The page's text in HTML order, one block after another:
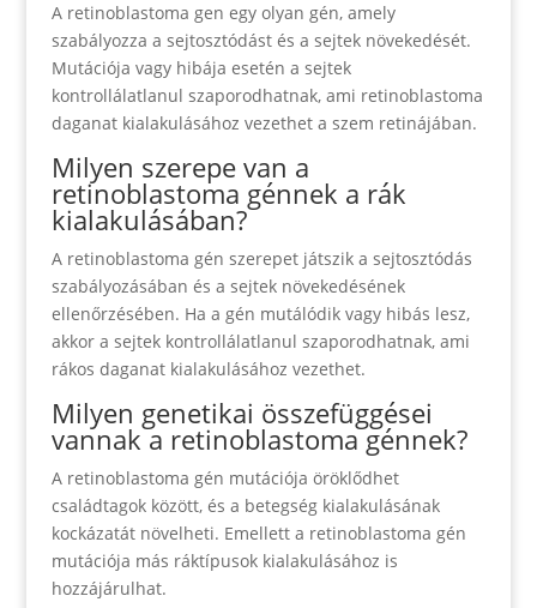
A retinoblastoma gen egy olyan gén, amely
szabályozza a sejtosztódást és a sejtek növekedését.
Mutációja vagy hibája esetén a sejtek
kontrollálatlanul szaporodhatnak, ami retinoblastoma
daganat kialakulásához vezethet a szem retinájában.
Milyen szerepe van a
retinoblastoma génnek a rák
kialakulásában?
A retinoblastoma gén szerepet játszik a sejtosztódás
szabályozásában és a sejtek növekedésének
ellenőrzésében. Ha a gén mutálódik vagy hibás lesz,
akkor a sejtek kontrollálatlanul szaporodhatnak, ami
rákos daganat kialakulásához vezethet.
Milyen genetikai összefüggései
vannak a retinoblastoma génnek?
A retinoblastoma gén mutációja öröklődhet
családtagok között, és a betegség kialakulásának
kockázatát növelheti. Emellett a retinoblastoma gén
mutációja más ráktípusok kialakulásához is
hozzájárulhat.